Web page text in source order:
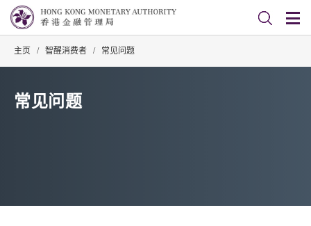
主页 / 智醒消费者 / 常见问题
常见问题